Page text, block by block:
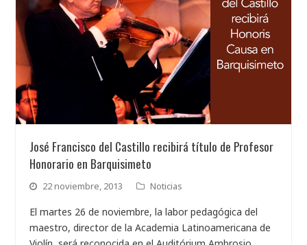
José Francisco del Castillo recibirá título de Profesor
Honorario en Barquisimeto
22 noviembre, 2013 Noticias
El martes 26 de noviembre, la labor pedagógica del
maestro, director de la Academia Latinoamericana de